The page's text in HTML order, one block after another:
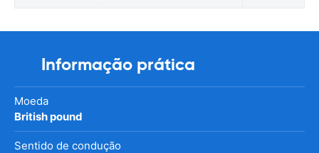
Informação prática
Moeda
British pound
Sentido de condução